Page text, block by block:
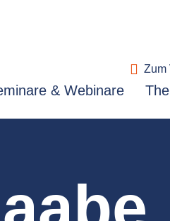
Zum
& Webinare